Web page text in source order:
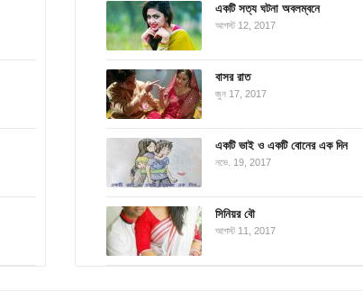
একটি সত্য ঘটনা অবলম্বনে
আগস্ট 12, 2017
বাসর রাত
জুন 17, 2017
একটি ভাই ও একটি বোনের এক দিন
নভে. 19, 2017
সিনিয়র বৌ
আগস্ট 11, 2017